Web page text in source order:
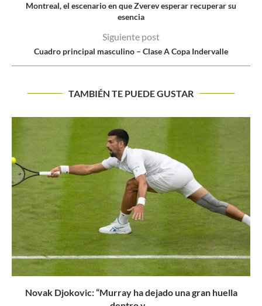
Montreal, el escenario en que Zverev esperar recuperar su
esencia
Siguiente post
Cuadro principal masculino – Clase A Copa Indervalle
TAMBIÉN TE PUEDE GUSTAR
Sinner tras su retiro en Cincinnati: “Quise salir a